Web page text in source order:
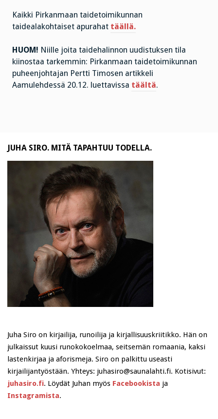
Kaikki Pirkanmaan taidetoimikunnan
taidealakohtaiset apurahat täällä.
HUOM! Niille joita taidehalinnon uudistuksen tila
kiinostaa tarkemmin: Pirkanmaan taidetoimikunnan
puheenjohtajan Pertti Timosen artikkeli
Aamulehdessä 20.12. luettavissa täältä.
JUHA SIRO. MITÄ TAPAHTUU TODELLA.
Juha Siro on kirjailija, runoilija ja kirjallisuuskriitikko. Hän on
julkaissut kuusi runokokoelmaa, seitsemän romaania, kaksi
lastenkirjaa ja aforismeja. Siro on palkittu useasti
kirjailijantyöstään. Yhteys: juhasiro@saunalahti.fi. Kotisivut:
juhasiro.fi. Löydät Juhan myös Facebookista ja
Instagramista.